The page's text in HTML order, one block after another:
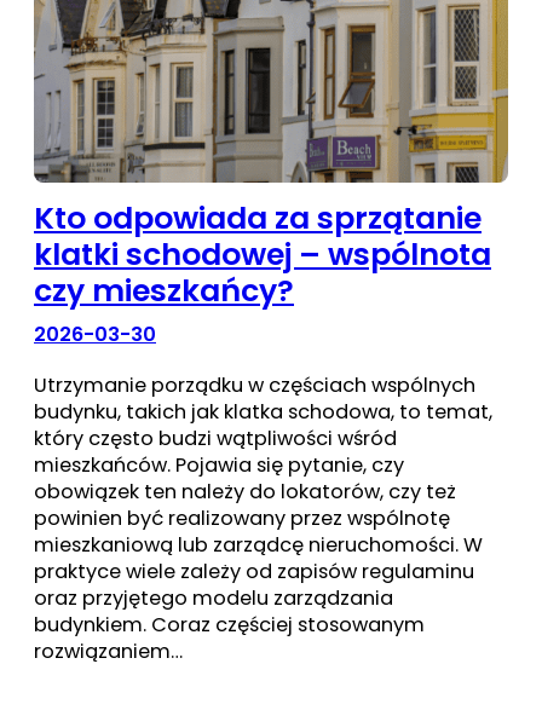
Kto odpowiada za sprzątanie
klatki schodowej – wspólnota
czy mieszkańcy?
2026-03-30
Utrzymanie porządku w częściach wspólnych
budynku, takich jak klatka schodowa, to temat,
który często budzi wątpliwości wśród
mieszkańców. Pojawia się pytanie, czy
obowiązek ten należy do lokatorów, czy też
powinien być realizowany przez wspólnotę
mieszkaniową lub zarządcę nieruchomości. W
praktyce wiele zależy od zapisów regulaminu
oraz przyjętego modelu zarządzania
budynkiem. Coraz częściej stosowanym
rozwiązaniem…